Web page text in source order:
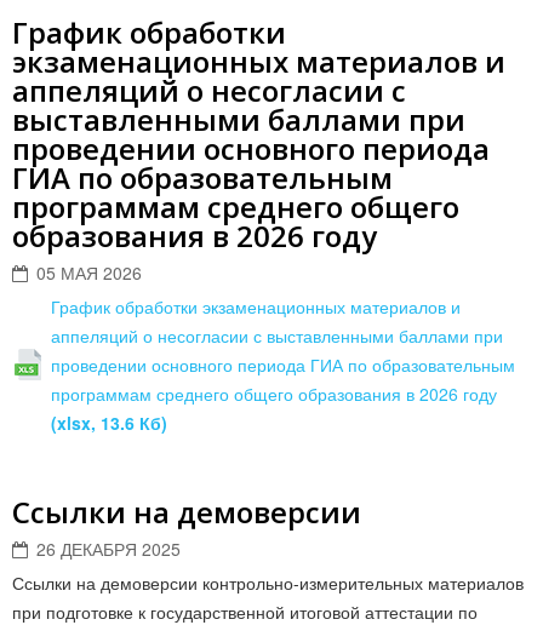
График обработки
экзаменационных материалов и
аппеляций о несогласии с
выставленными баллами при
проведении основного периода
ГИА по образовательным
программам среднего общего
образования в 2026 году
05 МАЯ 2026
График обработки экзаменационных материалов и
аппеляций о несогласии с выставленными баллами при
проведении основного периода ГИА по образовательным
программам среднего общего образования в 2026 году
(xlsx, 13.6 Кб)
Ссылки на демоверсии
26 ДЕКАБРЯ 2025
Ссылки на демоверсии контрольно-измерительных материалов
при подготовке к государственной итоговой аттестации по